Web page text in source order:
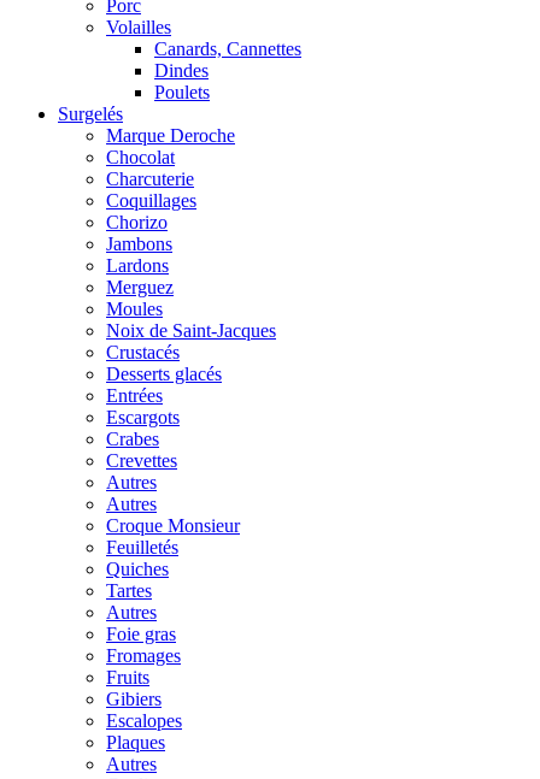
Porc
Volailles
Canards, Cannettes
Dindes
Poulets
Surgelés
Marque Deroche
Chocolat
Charcuterie
Coquillages
Chorizo
Jambons
Lardons
Merguez
Moules
Noix de Saint-Jacques
Crustacés
Desserts glacés
Entrées
Escargots
Crabes
Crevettes
Autres
Autres
Croque Monsieur
Feuilletés
Quiches
Tartes
Autres
Foie gras
Fromages
Fruits
Gibiers
Escalopes
Plaques
Autres